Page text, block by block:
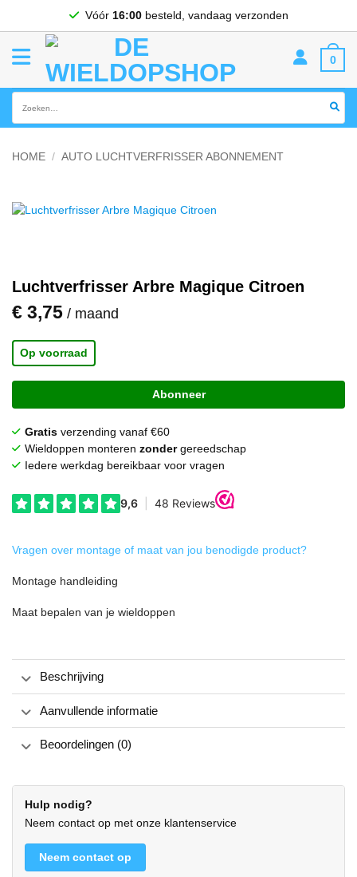
Vóór 16:00besteld, vandaag verzonden
0
HOME / AUTO LUCHTVERFRISSER ABONNEMENT
Luchtverfrisser Arbre Magique Citroen
€ 3,75 / maand
Op voorraad
Abonneer
Gratis verzending vanaf €60
Wieldoppen monteren zondergereedschap
Iedere werkdag bereikbaar voor vragen
Vragen over montage of maat van jou benodigde product?
Montage handleiding
Maat bepalen van je wieldoppen
Beschrijving
Aanvullende informatie
Beoordelingen (0)
Hulp nodig?
Neem contact op met onze klantenservice
Neem contact op